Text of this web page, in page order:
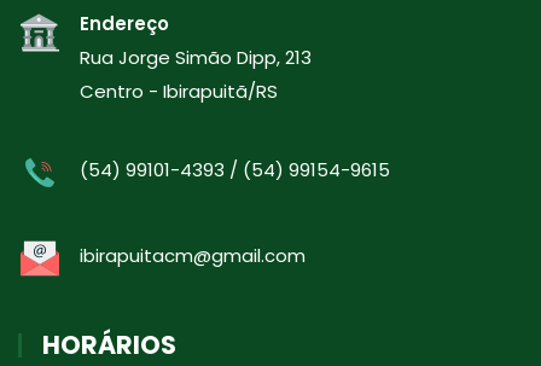
Endereço
Rua Jorge Simão Dipp, 213
Centro - Ibirapuitã/RS
(54) 99101-4393 / (54) 99154-9615
ibirapuitacm@gmail.com
HORÁRIOS